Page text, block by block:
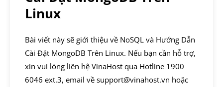
Linux
Bài viết này sẽ giới thiệu về NoSQL và Hướng Dẫn
Cài Đặt MongoDB Trên Linux. Nếu bạn cần hỗ trợ,
xin vui lòng liên hệ VinaHost qua Hotline 1900
6046 ext.3, email về support@vinahost.vn hoặc